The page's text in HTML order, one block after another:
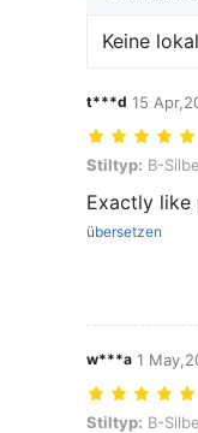
Keine
t***d 15
Stiltyp: B-Silber,
Stiltyp: B-
Exactly like
übersetzen
w***a 1
Stiltyp: B-Silber,
Stiltyp: B-